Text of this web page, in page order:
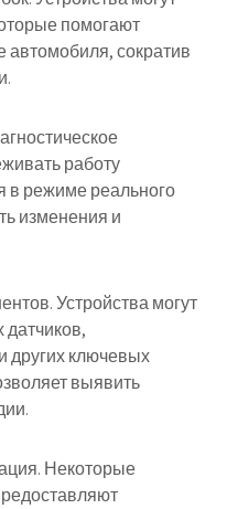
помогают
автомобиля, сократив
работу
в режиме реального
изменения и
Устройства могут
датчиков,
других ключевых
выявить
Некоторые